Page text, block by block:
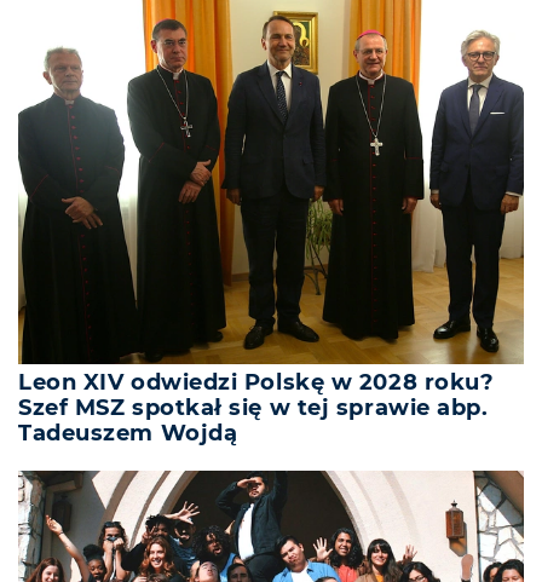
Leon XIV odwiedzi Polskę w 2028 roku?
Szef MSZ spotkał się w tej sprawie abp.
Tadeuszem Wojdą